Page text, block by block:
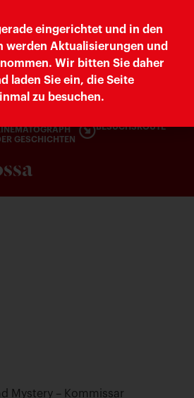
Trieste
GESCHICHTEN
BESUCHSROUTE
Mystery – Kommissar
eingerichtet und in den
werden Aktualisierungen und
Wir bitten Sie daher
laden Sie ein, die Seite
zu besuchen.